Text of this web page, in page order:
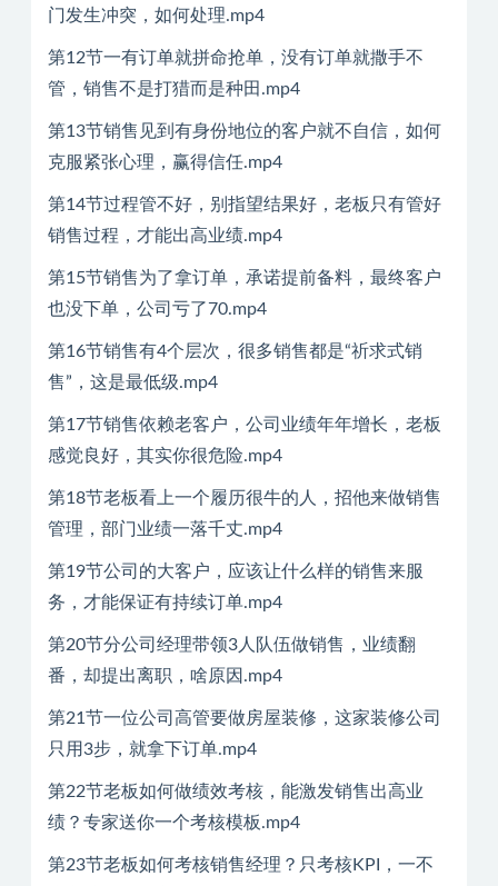
门发生冲突，如何处理.mp4
第12节一有订单就拼命抢单，没有订单就撒手不
管，销售不是打猎而是种田.mp4
第13节销售见到有身份地位的客户就不自信，如何
克服紧张心理，赢得信任.mp4
第14节过程管不好，别指望结果好，老板只有管好
销售过程，才能出高业绩.mp4
第15节销售为了拿订单，承诺提前备料，最终客户
也没下单，公司亏了70.mp4
第16节销售有4个层次，很多销售都是“祈求式销
售”，这是最低级.mp4
第17节销售依赖老客户，公司业绩年年增长，老板
感觉良好，其实你很危险.mp4
第18节老板看上一个履历很牛的人，招他来做销售
管理，部门业绩一落千丈.mp4
第19节公司的大客户，应该让什么样的销售来服
务，才能保证有持续订单.mp4
第20节分公司经理带领3人队伍做销售，业绩翻
番，却提出离职，啥原因.mp4
第21节一位公司高管要做房屋装修，这家装修公司
只用3步，就拿下订单.mp4
第22节老板如何做绩效考核，能激发销售出高业
绩？专家送你一个考核模板.mp4
第23节老板如何考核销售经理？只考核KPI，一不